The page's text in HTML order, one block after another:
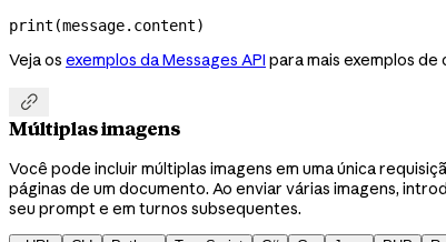
print (message.content)
Veja os exemplos da Messages API para mais exemplos

Múltiplas imagens
Você pode incluir múltiplas imagens em uma única
páginas de um documento. Ao enviar várias imagens,
seu prompt e em turnos subsequentes.